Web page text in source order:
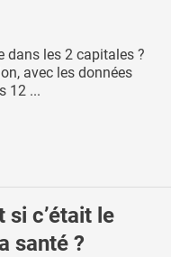
dans les 2 capitales ?
avec les données
12 ...
si c’était le
santé ?